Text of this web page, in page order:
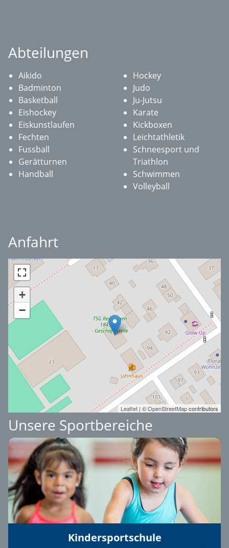
Abteilungen
Aikido
Badminton
Basketball
Eishockey
Eiskunstlaufen
Fechten
Fussball
Gerätturnen
Handball
Hockey
Judo
Ju-Jutsu
Karate
Kickboxen
Leichtathletik
Schneesport und
Triathlon
Schwimmen
Volleyball
Anfahrt
+
−
Leaflet | ©OpenStreetMapcontributors
Unsere Sportbereiche
Kindersportschule